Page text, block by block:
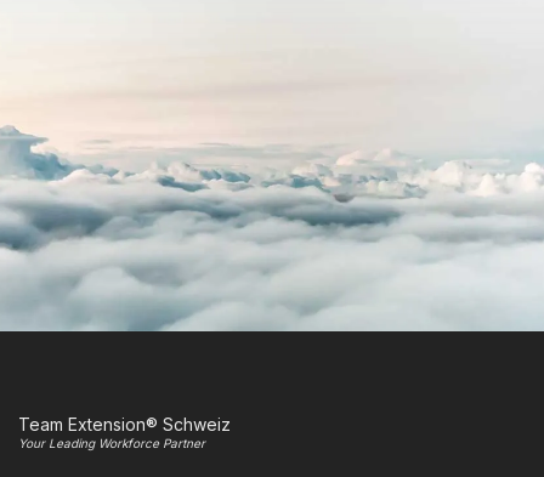
Team Extension® Schweiz
Your Leading Workforce Partner